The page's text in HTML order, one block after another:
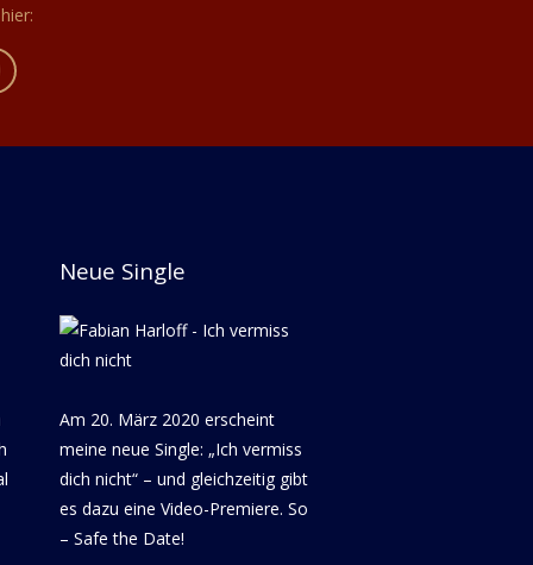
Neue Single
Am 20. März 2020 erscheint
meine neue Single: „Ich vermiss
dich nicht“ – und gleichzeitig gibt
es dazu eine Video-Premiere. So
– Safe the Date!